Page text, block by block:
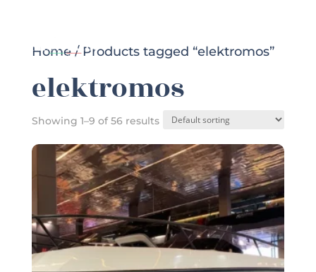
Home/ Products tagged “elektromos”
elektromos
Showing 1–9 of 56 results